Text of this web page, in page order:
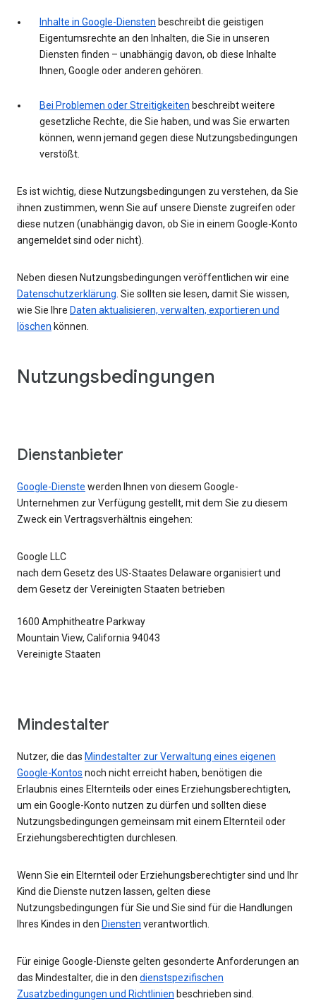
Inhalte in Google-Diensten beschreibt die geistigen
Eigentumsrechte an den Inhalten, die Sie in unseren
Diensten finden – unabhängig davon, ob diese Inhalte
Ihnen, Google oder anderen gehören.
Bei Problemen oder Streitigkeiten beschreibt weitere
gesetzliche Rechte, die Sie haben, und was Sie erwarten
können, wenn jemand gegen diese Nutzungsbedingungen
verstößt.
Es ist wichtig, diese Nutzungsbedingungen zu verstehen, da Sie
ihnen zustimmen, wenn Sie auf unsere Dienste zugreifen oder
diese nutzen (unabhängig davon, ob Sie in einem Google-Konto
angemeldet sind oder nicht).
Neben diesen Nutzungsbedingungen veröffentlichen wir eine
Datenschutzerklärung . Sie sollten sie lesen, damit Sie wissen,
wie Sie Ihre Daten aktualisieren, verwalten, exportieren und
löschen können.
Nutzungsbedingungen
Dienstanbieter
Google-Dienste werden Ihnen von diesem Google-
Unternehmen zur Verfügung gestellt, mit dem Sie zu diesem
Zweck ein Vertragsverhältnis eingehen:
Google LLC
nach dem Gesetz des US-Staates Delaware organisiert und
dem Gesetz der Vereinigten Staaten betrieben
1600 Amphitheatre Parkway
Mountain View, California 94043
Vereinigte Staaten
Mindestalter
Nutzer, die das Mindestalter zur Verwaltung eines eigenen
Google-Kontos noch nicht erreicht haben, benötigen die
Erlaubnis eines Elternteils oder eines Erziehungsberechtigten,
um ein Google-Konto nutzen zu dürfen und sollten diese
Nutzungsbedingungen gemeinsam mit einem Elternteil oder
Erziehungsberechtigten durchlesen.
Wenn Sie ein Elternteil oder Erziehungsberechtigter sind und Ihr
Kind die Dienste nutzen lassen, gelten diese
Nutzungsbedingungen für Sie und Sie sind für die Handlungen
Ihres Kindes in den Diensten verantwortlich.
Für einige Google-Dienste gelten gesonderte Anforderungen an
das Mindestalter, die in den dienstspezifischen
Zusatzbedingungen und Richtlinien beschrieben sind.